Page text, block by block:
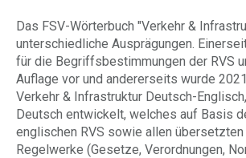
Das FSV-Wörterbuch "Verkehr &
unterschiedliche Ausprägungen.
für die Begriffsbestimmungen der RVS
Auflage vor und andererseits wurde
Verkehr & Infrastruktur Deutsch-
Deutsch entwickelt, welches auf Basis
englischen RVS sowie allen
Regelwerke (Gesetze, Verordnungen,